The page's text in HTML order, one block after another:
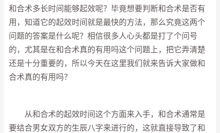
和合术多长时间能够起效呢？毕竟想要判断和合术是否有
用，知道它的起效时间就是最快的方法，那么究竟这两个
问题的答案是什么呢？相信很多人心头都是打了个问号
的，尤其是在和合术真的有用吗这个问题上，把它弄清楚
还是十分重要的，所以今天在这里我们就来告诉大家做和
合术真的有用吗？
从和合术的起效时间这个方面来入手，和合术通常是
要结合男女双方的生辰八字来进行的，这就直接导致了和